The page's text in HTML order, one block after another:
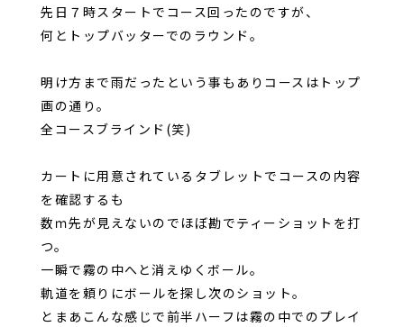
先日７時スタートでコース回ったのですが、
何とトップバッターでのラウンド。
明け方まで雨だったという事もありコースはトップ
画の通り。
全コースブラインド(笑)
カートに用意されているタブレットでコースの内容
を確認するも
数ｍ先が見えないのでほぼ勘でティーショットを打
つ。
一瞬で霧の中へと消えゆくボール。
軌道を頼りにボールを探し次のショット。
とまあこんな感じで前半ハーフは霧の中でのプレイ